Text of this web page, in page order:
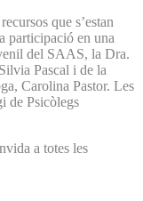
que s’estan
participació en una
del SAAS, la Dra.
Pascal i de la
Carolina Pastor. Les
de Psicòlegs
a totes les